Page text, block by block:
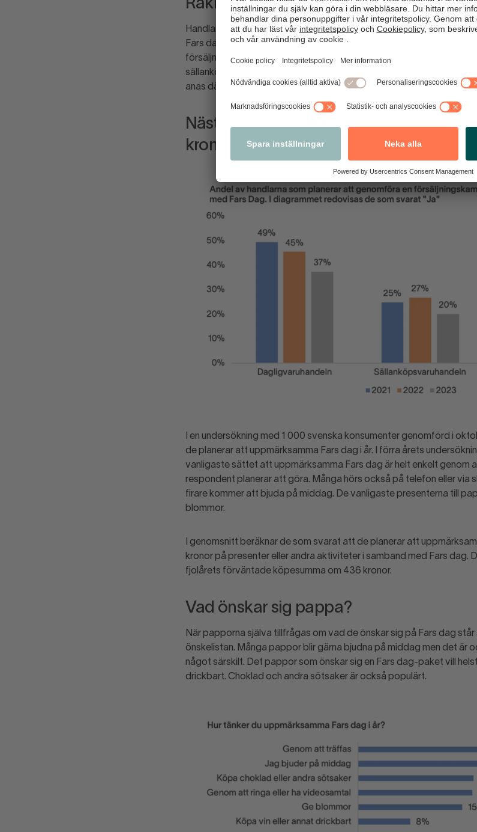
Räkna med många kampanjer
Handlarna har även tillfrågats om de planerar att genomföra en
Fars dag. Då uppger 37 procent av de tillfrågade
försäljningskampanj. I dagligvaruhandeln är trenden avtagande, men
sällanköpsvaruhandeln planerar färre handlare än förra året en
anas däremot en svag ökning från lägre nivåer.
Nästan hälften firar far och spenderar i
kronor
I en undersökning med 1 000 svenska konsumenter genomförd i
de planerar att uppmärksamma Fars dag i år. I förra årets
vanligaste sättet att uppmärksamma Fars dag är helt enkelt genom
respondent planerar att göra. Många hörs också på telefon eller via
firare kommer att bjuda på middag. De vanligaste presenterna till
blommor.
I genomsnitt beräknar de som svarat att de planerar att
kronor på presenter eller andra aktiviteter i samband med Fars dag.
fjolårets förväntade köpesumma om 436 kronor.
Vad önskar sig pappa?
När papporna själva tillfrågas om vad de önskar sig på Fars dag
önskelistan. Många pappor blir gärna bjudna på middag men det är
något särskilt. Det pappor som önskar sig en Fars dag-paket vill
drickbart. Choklad och andra sötsaker är också populärt.